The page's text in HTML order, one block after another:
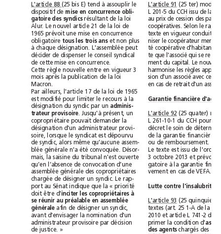
(25 bis E) tend à assouplir le
mise en concurrence obli-
gatoire des syndics
résultant de la loi
Alur. Le nouvel article21 de la loi de
1965 prévoit une mise en concurrence
tous les trois ans
et non plus
à chaque désignation. L'assemblée peut
décider de dispenser le conseil syndical
de cette mise en concurrence.
Cette règle nouvelle entre en vigueur 3
mois après la publication de la loi
Macron.
Par ailleurs, l'article 17 de la loi de 1965
est modifié pour limiter le recours à la
adminis-
trateur provisoire
. Jusqu'à présent, un
copropriétaire pouvait demander la
désignation d'un administrateur provi-
soire, lorsque le syndicat est dépourvu
de syndic, alors même qu'aucune assem-
blée générale n'a été convoquée. Désor-
mais, la saisine du tribunal n'est ouverte
qu’en l’absence de convocation d’une
assemblée générale des copropriétaires
chargée de désigner un syndic. Le rap-
port au Sénat indique que la « priorité
doit être d'
inciter les copropriétaires à
se réunir au préalable en assemblée
générale
afin de désigner un syndic,
avant d'envisager la nomination d'un
administrateur provisoire par décision
de justice. »
L'article 91
L'article 92
ou de remboursement.
vement en cas de VEFA.
L'article 93
primer la condition d'
des agents